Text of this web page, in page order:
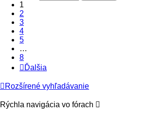
1
2
3
4
5
…
8
Ďalšia
Rozšírené vyhľadávanie
Rýchla navigácia vo fórach